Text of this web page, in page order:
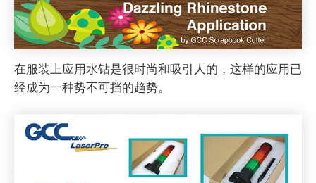
在服装上应用水钻是很时尚和吸引人的，这样的应用已
经成为一种势不可挡的趋势。